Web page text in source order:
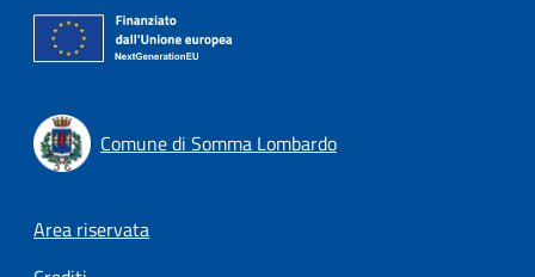
Comune di Somma Lombardo
Footer menu
Area riservata